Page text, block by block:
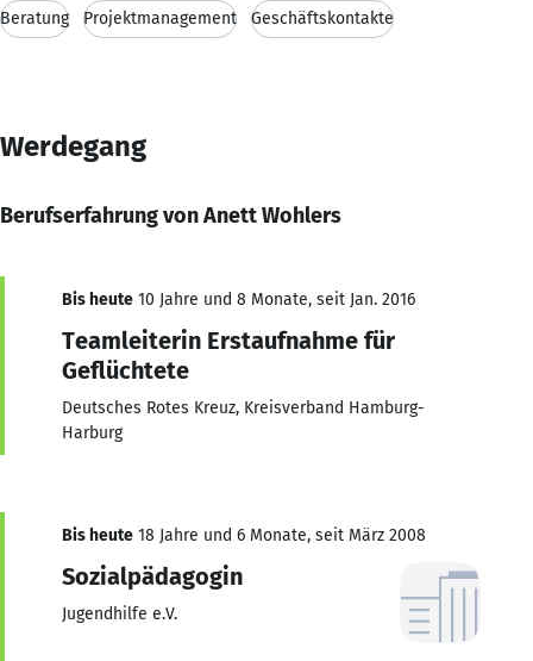
Beratung Projektmanagement Geschäftskontakte
Werdegang
Berufserfahrung von Anett Wohlers
Bis heute 10 Jahre und 8 Monate, seit Jan. 2016
Teamleiterin Erstaufnahme für
Geflüchtete
Deutsches Rotes Kreuz, Kreisverband Hamburg-
Harburg
Bis heute 18 Jahre und 6 Monate, seit März 2008
Sozialpädagogin
Jugendhilfe e.V.